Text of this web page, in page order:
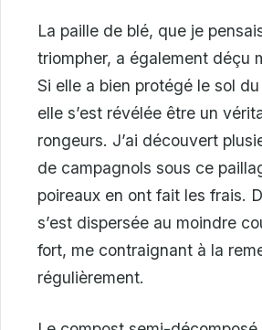
La paille de blé, que je
triompher, a également déçu
Si elle a bien protégé le sol
elle s’est révélée être un
rongeurs. J’ai découvert
de campagnols sous ce
poireaux en ont fait les frais.
s’est dispersée au moindre
fort, me contraignant à la
régulièrement.